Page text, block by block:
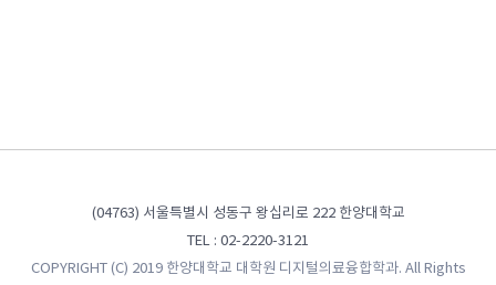
(04763) 서울특별시 성동구 왕십리로 222 한양대학교
TEL : 02-2220-3121
COPYRIGHT (C) 2019 한양대학교 대학원 디지털의료융합학과. All Rights